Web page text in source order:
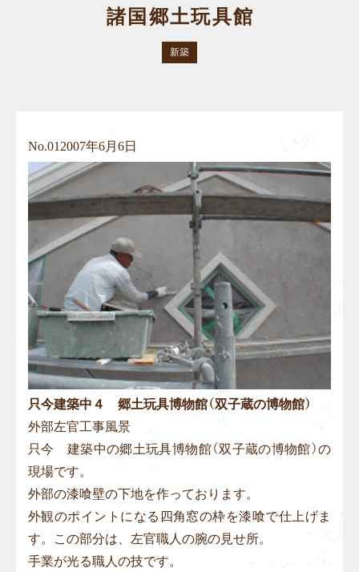
諸国郷土玩具館
新築
No.01 2007年6月6日
只今建築中４ 郷土玩具博物館（双子蔵の博物館）
外部左官工事風景
只今 建築中の郷土玩具博物館（双子蔵の博物館）の
現場です。
外部の漆喰壁の下地を作っております。
外観のポイントになる四角窓の枠を漆喰で仕上げま
す。この部分は、左官職人の腕の見せ所。
手業が光る職人の技です。